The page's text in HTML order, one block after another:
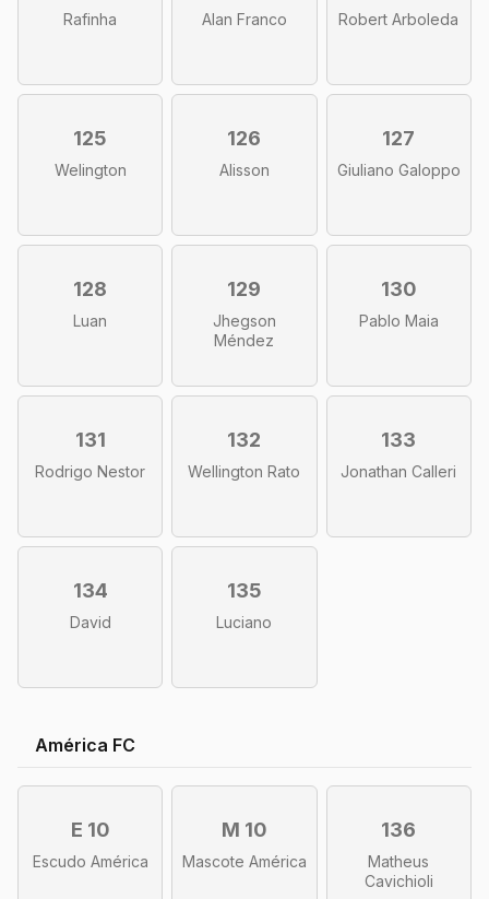
Rafinha Alan Franco Robert Arboleda
125
Welington
126
Alisson
127
Giuliano Galoppo
128
Luan
129
Jhegson
Méndez
130
Pablo Maia
131
Rodrigo Nestor
132
Wellington Rato
133
Jonathan Calleri
134
David
135
Luciano
América FC
E 10
Escudo América
M 10
Mascote América
136
Matheus
Cavichioli